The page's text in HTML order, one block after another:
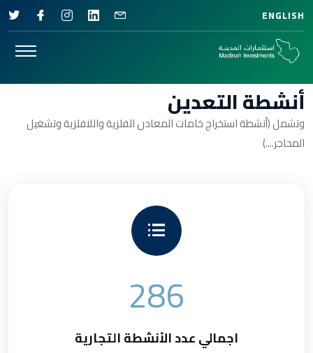
ENGLISH
أنشطة التعدين
وتشمل (أنشطة استخراج خامات المعادن الفلزية واللافلزية وتشغيل
المحاجر....)
286
اجمالي عدد الأنشطة التجارية